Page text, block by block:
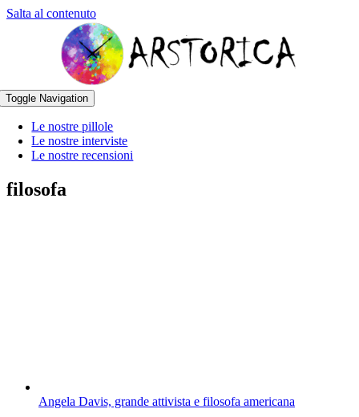
Salta al contenuto
Toggle Navigation
Le nostre pillole
Le nostre interviste
Le nostre recensioni
filosofa
Angela Davis, grande attivista e filosofa americana